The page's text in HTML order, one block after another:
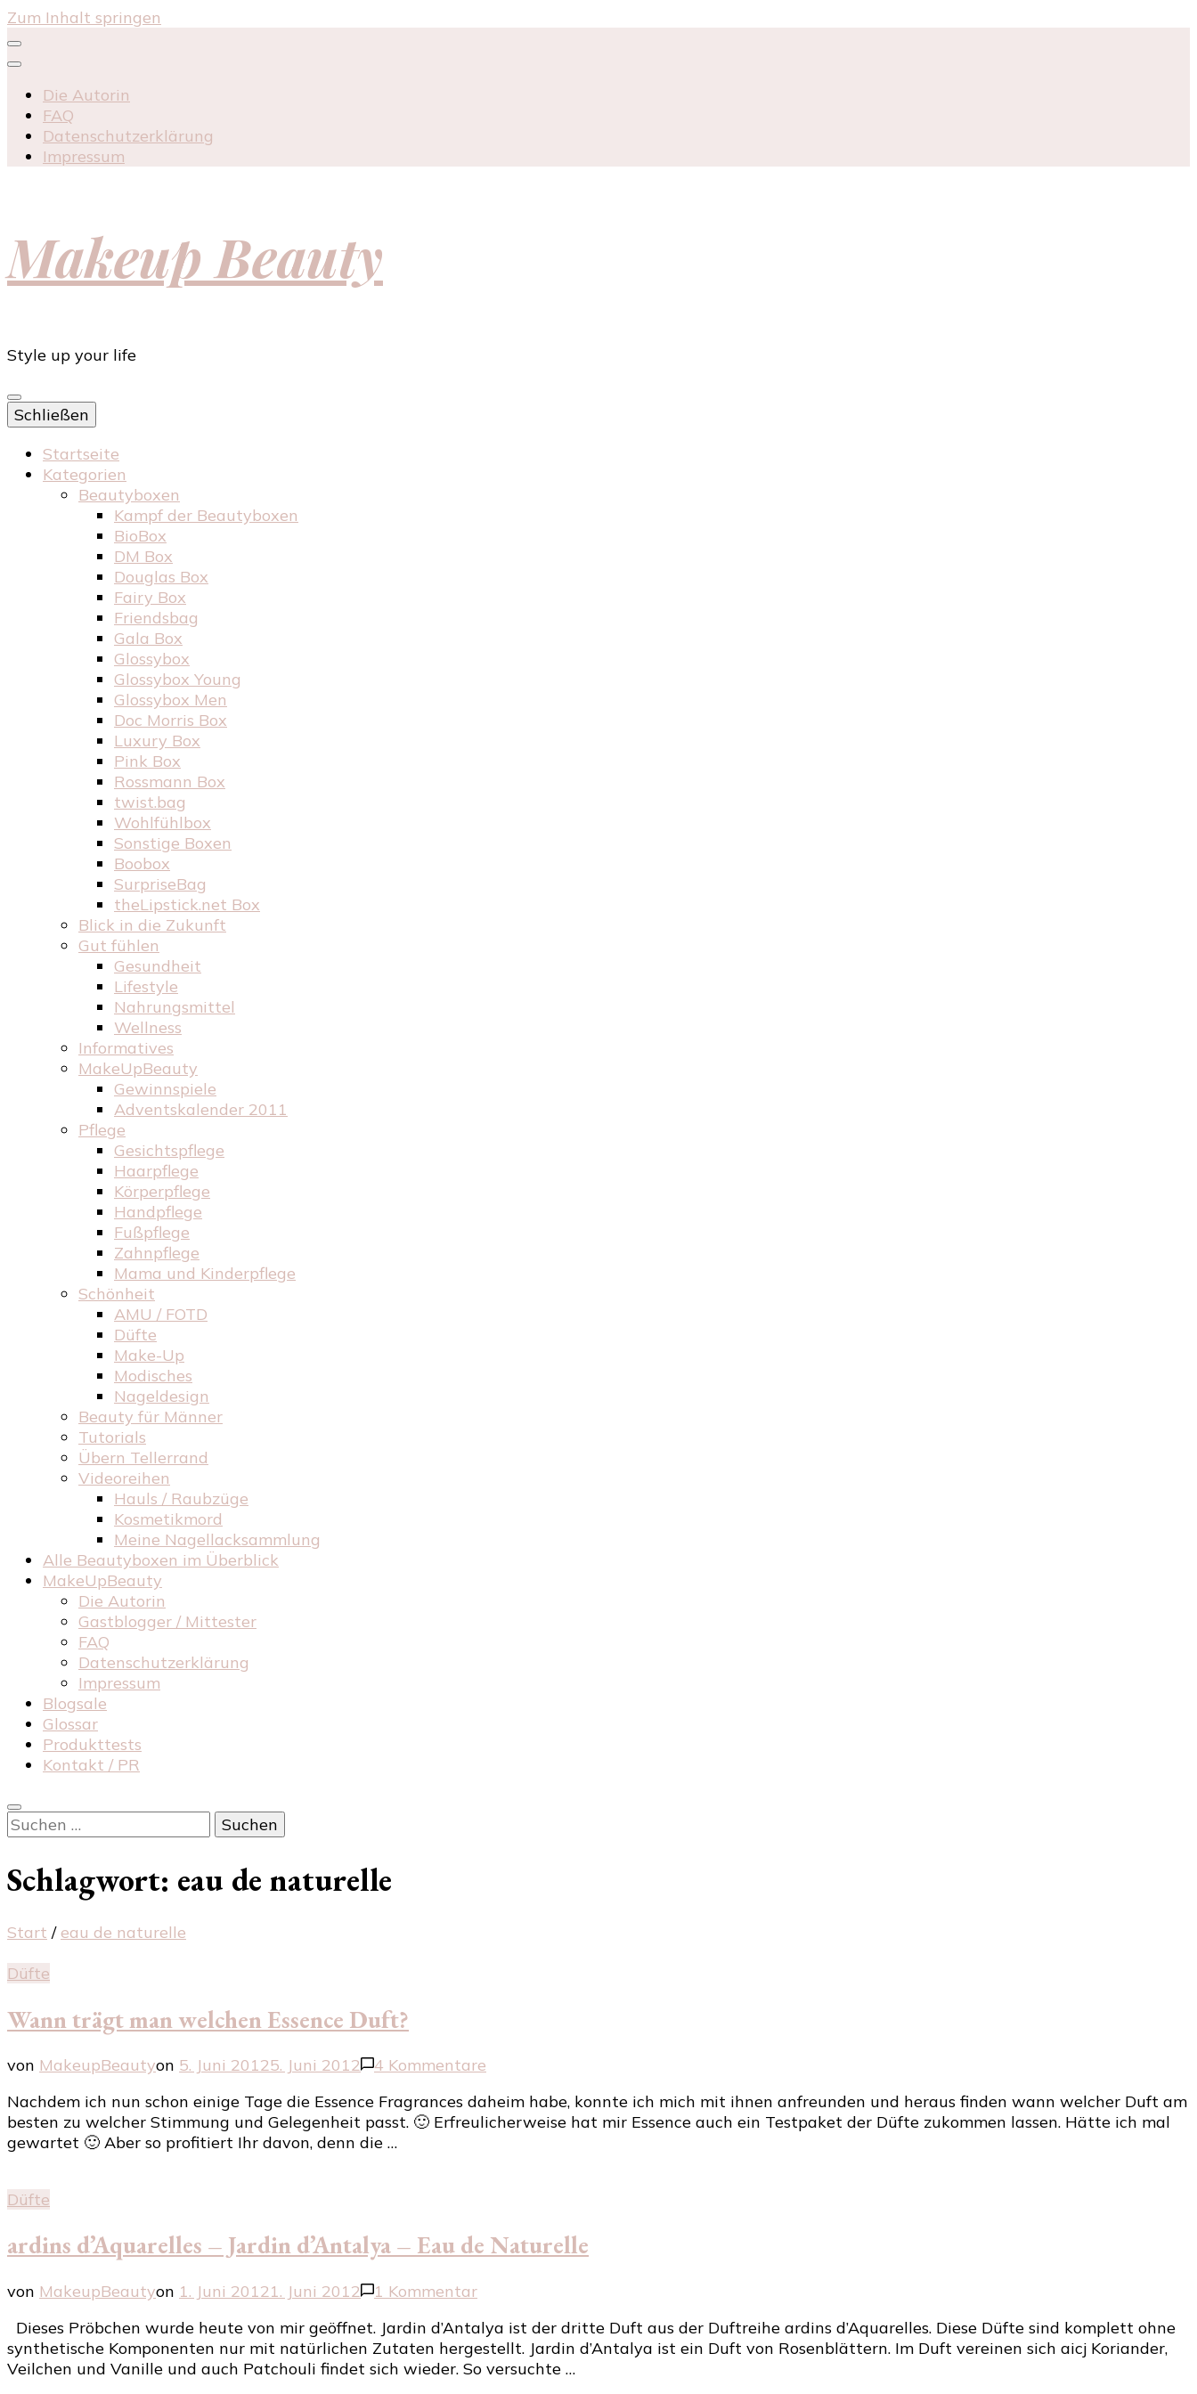
Zum Inhalt springen
Die Autorin
FAQ
Datenschutzerklärung
Impressum
Makeup Beauty
Style up your life
Schließen
Startseite
Kategorien
Beautyboxen
Kampf der Beautyboxen
BioBox
DM Box
Douglas Box
Fairy Box
Friendsbag
Gala Box
Glossybox
Glossybox Young
Glossybox Men
Doc Morris Box
Luxury Box
Pink Box
Rossmann Box
twist.bag
Wohlfühlbox
Sonstige Boxen
Boobox
SurpriseBag
theLipstick.net Box
Blick in die Zukunft
Gut fühlen
Gesundheit
Lifestyle
Nahrungsmittel
Wellness
Informatives
MakeUpBeauty
Gewinnspiele
Adventskalender 2011
Pflege
Gesichtspflege
Haarpflege
Körperpflege
Handpflege
Fußpflege
Zahnpflege
Mama und Kinderpflege
Schönheit
AMU / FOTD
Düfte
Make-Up
Modisches
Nageldesign
Beauty für Männer
Tutorials
Übern Tellerrand
Videoreihen
Hauls / Raubzüge
Kosmetikmord
Meine Nagellacksammlung
Alle Beautyboxen im Überblick
MakeUpBeauty
Die Autorin
Gastblogger / Mittester
FAQ
Datenschutzerklärung
Impressum
Blogsale
Glossar
Produkttests
Kontakt / PR
Suchen
nach:
Schlagwort: eau de naturelle
Start / eau de naturelle
Düfte
Wann trägt man welchen Essence Duft?
von MakeupBeautyon 5. Juni 20125. Juni 2012 4 Kommentare
trägt
man
Nachdem ich nun schon einige Tage die Essence Fragrances daheim habe, konnte ich mich mit ihnen anfreunden und heraus finden wann welcher Duft am
besten zu welcher Stimmung und Gelegenheit passt. 🙂 Erfreulicherweise hat mir Essence auch ein Testpaket der Düfte zukommen lassen. Hätte ich mal
gewartet 🙂 Aber so profitiert Ihr davon, denn die …
Düfte
ardins d’Aquarelles – Jardin d’Antalya – Eau de Naturelle
von MakeupBeautyon 1. Juni 20121. Juni 2012 1 Kommentarzu
d’Aquarelles
–
Jardin
Dieses Pröbchen wurde heute von mir geöffnet. Jardin d’Antalya ist der dritte Duft aus der Duftreihe ardins d’Aquarelles. Diese Düfte sind komplett ohne
synthetische Komponenten nur mit natürlichen Zutaten hergestellt. Jardin d’Antalya ist ein Duft von Rosenblättern. Im Duft vereinen sich aicj Koriander,
Veilchen und Vanille und auch Patchouli findet sich wieder. So versuchte …